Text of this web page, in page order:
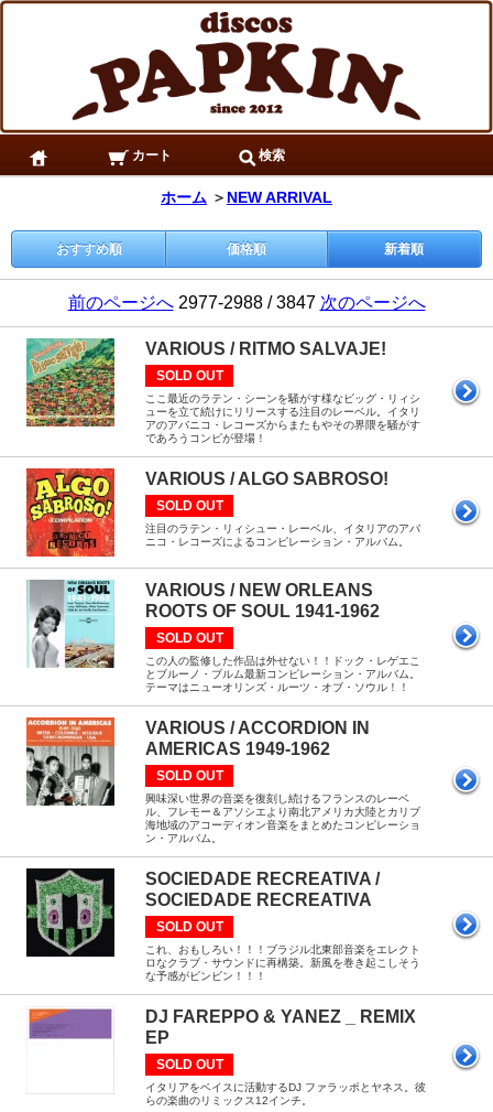
カート 検索
ホーム ＞ NEW ARRIVAL
おすすめ順 価格順 新着順
前のページへ2977-2988 / 3847 次のページへ
VARIOUS / RITMO SALVAJE!
SOLD OUT
ここ最近のラテン・シーンを騒がす様なビッグ・リィシ
ューを立て続けにリリースする注目のレーベル。イタリ
アのアバニコ・レコーズからまたもやその界隈を騒がす
であろうコンピが登場！
VARIOUS / ALGO SABROSO!
SOLD OUT
注目のラテン・リィシュー・レーベル、イタリアのアバ
ニコ・レコーズによるコンピレーション・アルバム。
VARIOUS / NEW ORLEANS
ROOTS OF SOUL 1941-1962
SOLD OUT
この人の監修した作品は外せない！！ドック・レゲエこ
とブルーノ・ブルム最新コンピレーション・アルバム。
テーマはニューオリンズ・ルーツ・オブ・ソウル！！
VARIOUS / ACCORDION IN
AMERICAS 1949-1962
SOLD OUT
興味深い世界の音楽を復刻し続けるフランスのレーベ
ル、フレモー＆アソシエより南北アメリカ大陸とカリブ
海地域のアコーディオン音楽をまとめたコンピレーショ
ン・アルバム。
SOCIEDADE RECREATIVA /
SOCIEDADE RECREATIVA
SOLD OUT
これ、おもしろい！！！ブラジル北東部音楽をエレクト
ロなクラブ・サウンドに再構築。新風を巻き起こしそう
な予感がビンビン！！！
DJ FAREPPO & YANEZ _ REMIX
EP
SOLD OUT
イタリアをベイスに活動するDJ ファラッポとヤネス。彼
らの楽曲のリミックス12インチ。